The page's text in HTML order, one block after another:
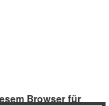
Browser für